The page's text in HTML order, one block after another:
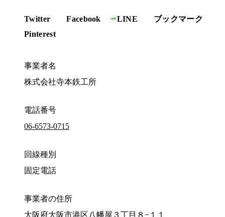
Twitter Facebook LINE
ブックマーク
Pinterest
事業者名
株式会社寺本鉄工所
電話番号
06-6573-0715
回線種別
固定電話
事業者の住所
大阪府大阪市港区八幡屋３丁目８−１１